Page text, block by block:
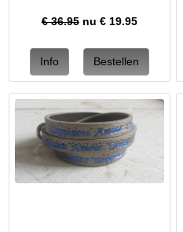
€ 36.95nu € 19.95